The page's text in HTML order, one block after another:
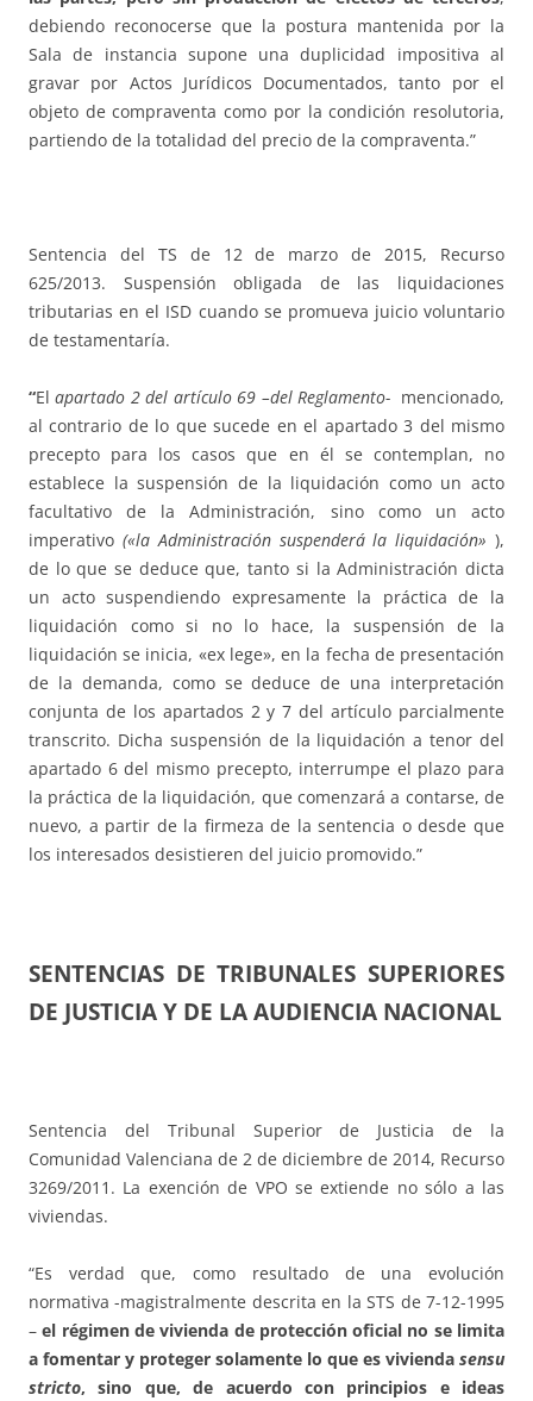
debiendo reconocerse que la postura mantenida por la
Sala de instancia supone una duplicidad impositiva al
gravar por Actos Jurídicos Documentados, tanto por el
objeto de compraventa como por la condición resolutoria,
partiendo de la totalidad del precio de la compraventa.”
Sentencia del TS de 12 de marzo de 2015, Recurso
625/2013. Suspensión obligada de las liquidaciones
tributarias en el ISD cuando se promueva juicio voluntario
de testamentaría.
“Elapartado 2 del artículo 69 –del Reglamento- mencionado,
al contrario de lo que sucede en el apartado 3 del mismo
precepto para los casos que en él se contemplan, no
establece la suspensión de la liquidación como un acto
facultativo de la Administración, sino como un acto
imperativo («la Administración suspenderá la liquidación»),
de lo que se deduce que, tanto si la Administración dicta
un acto suspendiendo expresamente la práctica de la
liquidación como si no lo hace, la suspensión de la
liquidación se inicia, «ex lege», en la fecha de presentación
de la demanda, como se deduce de una interpretación
conjunta de los apartados 2 y 7 del artículo parcialmente
transcrito. Dicha suspensión de la liquidación a tenor del
apartado 6 del mismo precepto, interrumpe el plazo para
la práctica de la liquidación, que comenzará a contarse, de
nuevo, a partir de la firmeza de la sentencia o desde que
los interesados desistieren del juicio promovido.”
SENTENCIAS DE TRIBUNALES SUPERIORES
DE JUSTICIA Y DE LA AUDIENCIA NACIONAL
Sentencia del Tribunal Superior de Justicia de la
Comunidad Valenciana de 2 de diciembre de 2014, Recurso
3269/2011. La exención de VPO se extiende no sólo a las
viviendas.
“Es verdad que, como resultado de una evolución
normativa -magistralmente descrita en la STS de 7-12-1995
–el régimen de vivienda de protección oficial no se limita
a fomentar y proteger solamente lo que es vivienda sensu
stricto, sino que, de acuerdo con principios e ideas